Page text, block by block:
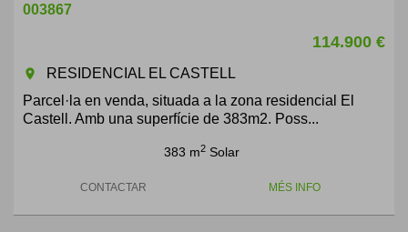
003867
114.900 €
room
RESIDENCIAL EL CASTELL
Parcel·la en venda, situada a la zona residencial El
Castell. Amb una superfície de 383m2. Poss...
383 m2 Solar
CONTACTAR MÉS INFO